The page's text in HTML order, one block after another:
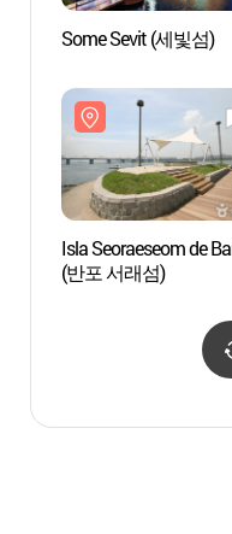
Some Sevit (세빛섬)
Isla Seoraeseom de
(반포 서래섬)